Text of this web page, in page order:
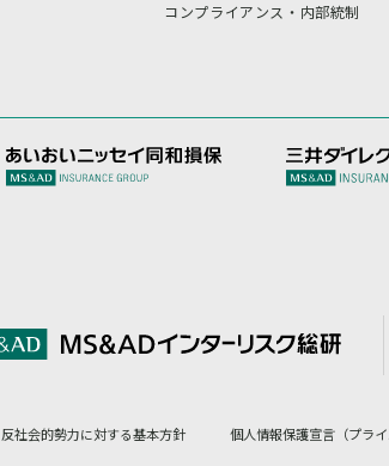
コンプライアンス・内部統制
反社会的勢力に対する基本方針 個人情報保護宣言（プライ